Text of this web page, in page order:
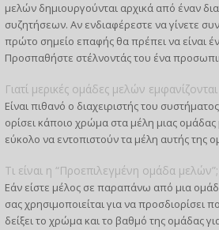
μελών δημιουργούνται αρχικά από έναν
συζητήσεων. Αν ενδιαφέρεστε να γίνετε
πρώτο σημείο επαφής θα πρέπει να είναι
Προσπαθήστε στέλνοντάς του ένα
Γιατί μερικές ομάδες μελών
Είναι πιθανό ο διαχειριστής του
ορίσει κάποιο χρώμα στα μέλη μιας
εύκολο να εντοπιστούν τα μέλη αυτής της
Τι είναι η “Προεπιλεγμένη ομάδα μελών”;
Εάν είστε μέλος σε παραπάνω από μια
σας χρησιμοποιείται για να προσδιορίσει
δείξει το χρώμα και το βαθμό της ομάδας